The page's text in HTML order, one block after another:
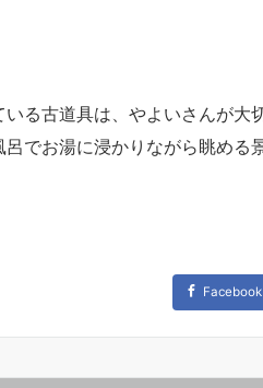
いる古道具は、やよいさんが大
でお湯に浸かりながら眺める
Facebook